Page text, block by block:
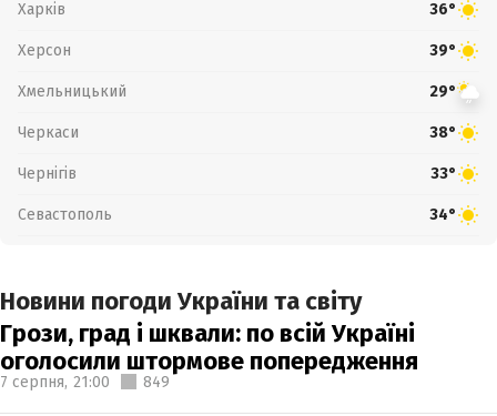
Харків 36°
Херсон 39°
Хмельницький 29°
Черкаси 38°
Чернігів 33°
Севастополь 34°
Новини погоди України та світу
Грози, град і шквали: по всій Україні
оголосили штормове попередження
7 серпня, 21:00 849